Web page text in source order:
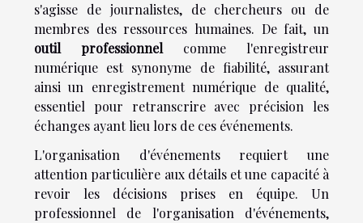
s'agisse de journalistes, de chercheurs ou de
membres des ressources humaines. De fait, un
outil professionnelcomme l'enregistreur
numérique est synonyme de fiabilité, assurant
ainsi un enregistrement numérique de qualité,
essentiel pour retranscrire avec précision les
échanges ayant lieu lors de ces événements.
L'organisation d'événements requiert une
attention particulière aux détails et une capacité à
revoir les décisions prises en équipe. Un
professionnel de l'organisation d'événements,